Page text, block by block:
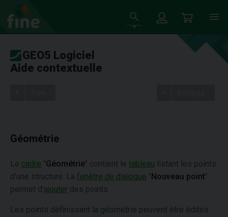
GEO5 Logiciel
Aide contextuelle
Géométrie
Le cadre "Géométrie" contient le tableau listant les points
d'une structure. La fenêtre de dialogue "Nouveau point"
permet d'ajouter des points.
Les points définissant la géométrie peuvent être édités